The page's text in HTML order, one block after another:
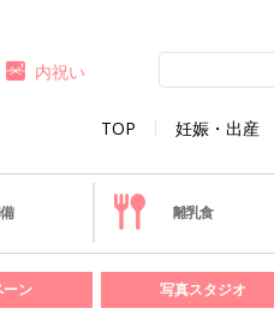
TOP 妊娠・出産
内祝い
離乳食
ーン 写真スタジオ